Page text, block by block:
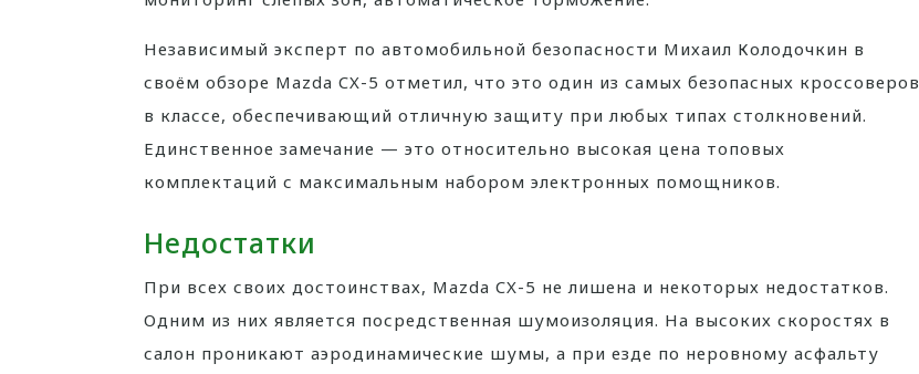
Независимый эксперт по автомобильной безопасности Михаил Колодочкин в
своём обзоре Mazda CX-5 отметил, что это один из самых безопасных кроссоверов
в классе, обеспечивающий отличную защиту при любых типах столкновений.
Единственное замечание — это относительно высокая цена топовых
комплектаций с максимальным набором электронных помощников.
Недостатки
При всех своих достоинствах, Mazda CX-5 не лишена и некоторых недостатков.
Одним из них является посредственная шумоизоляция. На высоких скоростях в
салон проникают аэродинамические шумы, а при езде по неровному асфальту